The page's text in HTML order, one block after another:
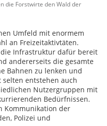
die Forstwirte den Wald der
Umfeld mit enormem
an Freizeitaktivtäten.
Infrastruktur dafür bereit
andererseits die gesamte
Bahnen zu lenken und
entstehen auch
Nutzergruppen mit
Bedürfnissen.
Kommunikation der
Polizei und